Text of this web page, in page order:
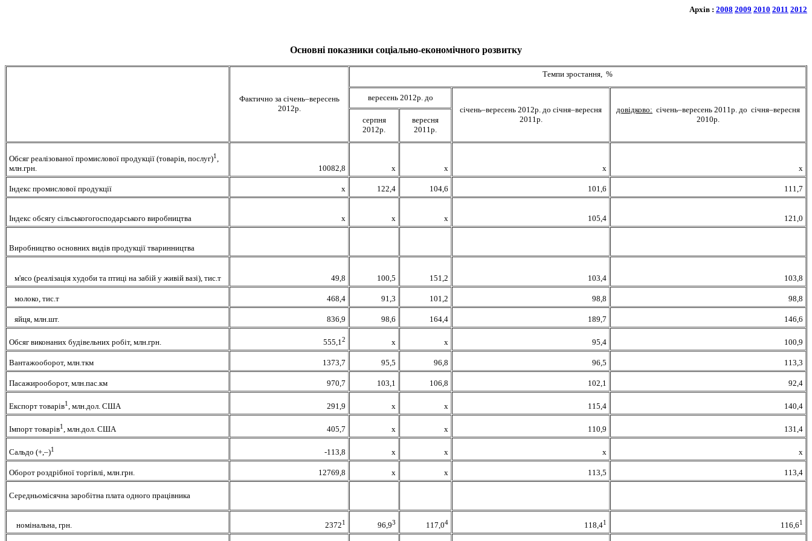
Архів : 2008 2009 2010 2011 2012
Основні показники соціально-економічного розвитку
Фактично за січень–вересень
2012р.
Темпи зростання, %
вересень2012р. до
січень–вересень 2012р. до січня–вересня
2011р.
довідково: січень–вересень 2011р. до січня–вересня
2010р.
серпня
2012р.
вересня
2011р.
Обсяг реалізованої промислової продукції (товарів, послуг)1,
млн.грн.
10082,8 х х х х
Індекс промислової продукції х 122,4 104,6 101,6 111,7
Індекс обсягу сільськогогосподарського виробництва х х х 105,4 121,0
Виробництво основних видів продукції тваринництва
м'ясо (реалізація худоби та птиці на забій у живій вазі), тис.т 49,8 100,5 151,2 103,4 103,8
молоко, тис.т 468,4 91,3 101,2 98,8 98,8
яйця, млн.шт. 836,9 98,6 164,4 189,7 146,6
Обсяг виконаних будівельних робіт, млн.грн. 555,12 х х 95,4 100,9
Вантажооборот, млн.ткм 1373,7 95,5 96,8 96,5 113,3
Пасажирооборот, млн.пас.км 970,7 103,1 106,8 102,1 92,4
Експорт товарів1, млн.дол. США 291,9 х х 115,4 140,4
Імпорт товарів1, млн.дол. США 405,7 х х 110,9 131,4
Сальдо (+,–)1 -113,8 х х х х
Оборот роздрібної торгівлі, млн.грн. 12769,8 х х 113,5 113,4
Середньомісячна заробітна плата одного працівника
номінальна, грн. 23721 96,93 117,04 118,41 116,61